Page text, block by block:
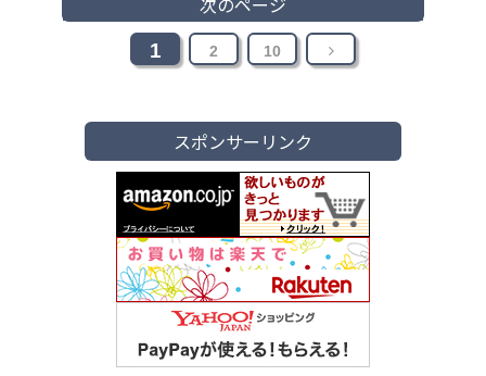
1 2 10
次
スポンサーリンク